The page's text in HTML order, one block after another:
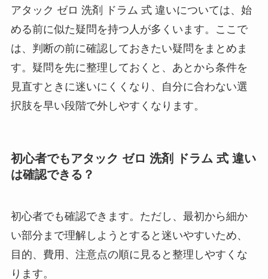
アタック ゼロ 洗剤 ドラム 式 違いについては、始
める前に似た疑問を持つ人が多くいます。ここで
は、判断の前に確認しておきたい疑問をまとめま
す。疑問を先に整理しておくと、あとから条件を
見直すときに迷いにくくなり、自分に合わない選
択肢を早い段階で外しやすくなります。
初心者でもアタック ゼロ 洗剤 ドラム 式 違い
は確認できる？
初心者でも確認できます。ただし、最初から細か
い部分まで理解しようとすると迷いやすいため、
目的、費用、注意点の順に見ると整理しやすくな
ります。